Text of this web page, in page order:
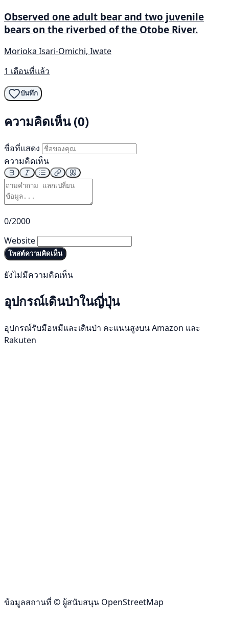
Observed one adult bear and two juvenile
bears on the riverbed of the Otobe River.
Morioka Isari-Omichi, Iwate
1 เดือนที่แล้ว
บันทึก
ความคิดเห็น (0)
ชื่อที่แสดง
ความคิดเห็น
0/2000
Website
โพสต์ความคิดเห็น
ยังไม่มีความคิดเห็น
อุปกรณ์เดินป่าในญี่ปุ่น
อุปกรณ์รับมือหมีและเดินป่า คะแนนสูงบน Amazon และ
Rakuten
ข้อมูลสถานที่ © ผู้สนับสนุน OpenStreetMap